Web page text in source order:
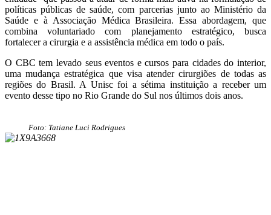
políticas públicas de saúde, com parcerias junto ao Ministério da
Saúde e à Associação Médica Brasileira. Essa abordagem, que
combina voluntariado com planejamento estratégico, busca
fortalecer a cirurgia e a assistência médica em todo o país.
O CBC tem levado seus eventos e cursos para cidades do interior,
uma mudança estratégica que visa atender cirurgiões de todas as
regiões do Brasil. A Unisc foi a sétima instituição a receber um
evento desse tipo no Rio Grande do Sul nos últimos dois anos.
Foto: Tatiane Luci Rodrigues